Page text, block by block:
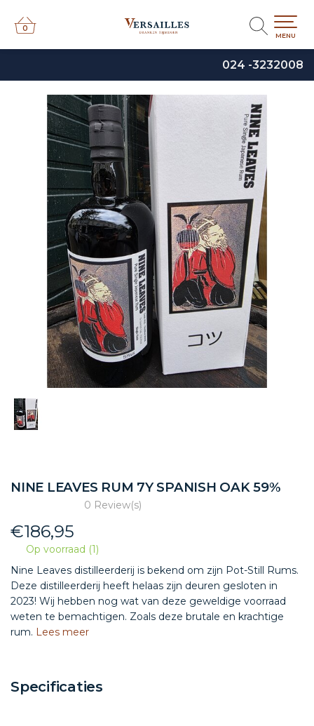
024 -3232008
0
0
MENU
NINE LEAVES RUM 7Y SPANISH OAK 59%
0 Review(s)
€186,95
Op voorraad (1)
Nine Leaves distilleerderij is bekend om zijn Pot-Still Rums.
Deze distilleerderij heeft helaas zijn deuren gesloten in
2023! Wij hebben nog wat van deze geweldige voorraad
weten te bemachtigen. Zoals deze brutale en krachtige
rum. Lees meer
Specificaties